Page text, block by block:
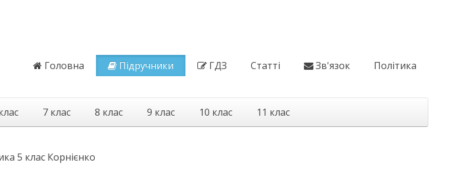
Головна Підручники ГДЗ Статті Зв'язок Політика
7 клас 8 клас 9 клас 10 клас 11 клас
5 клас Корнієнко